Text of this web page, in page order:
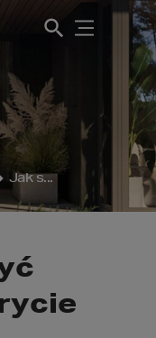
Jak s...